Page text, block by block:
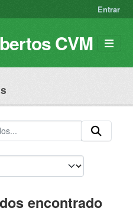
Entrar
CVM
encontrado